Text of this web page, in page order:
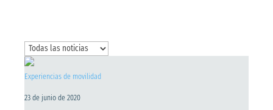
Experiencias de movilidad
23 de junio de 2020